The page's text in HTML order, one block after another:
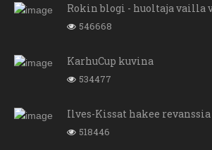
Rokin blogi - huoltaja vailla
546668
KarhuCup kuvina
534477
Ilves-Kissat hakee revanssia
518446